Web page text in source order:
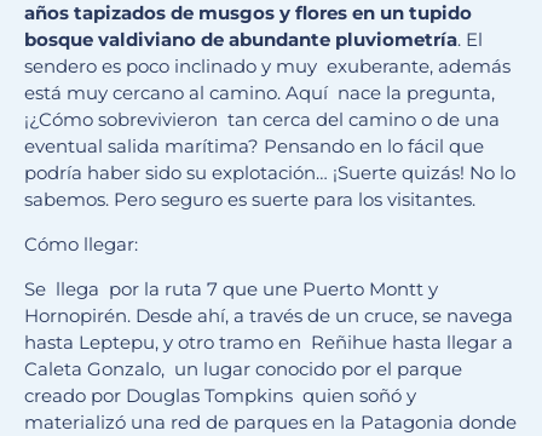
años tapizados de musgos y flores en un tupido
bosque valdiviano de abundante pluviometría. El
sendero es poco inclinado y muy exuberante, además
está muy cercano al camino. Aquí nace la pregunta,
¡¿Cómo sobrevivieron tan cerca del camino o de una
eventual salida marítima? Pensando en lo fácil que
podría haber sido su explotación… ¡Suerte quizás! No lo
sabemos. Pero seguro es suerte para los visitantes.
Cómo llegar:
Se llega por la ruta 7 que une Puerto Montt y
Hornopirén. Desde ahí, a través de un cruce, se navega
hasta Leptepu, y otro tramo en Reñihue hasta llegar a
Caleta Gonzalo, un lugar conocido por el parque
creado por Douglas Tompkins quien soñó y
materializó una red de parques en la Patagonia donde